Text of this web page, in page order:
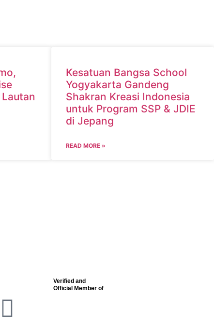
Kesatuan Bangsa School
Yogyakarta Gandeng
Shakran Kreasi Indonesia
untuk Program SSP & JDIE
di Jepang
READ MORE »
Verified and
Official Member of